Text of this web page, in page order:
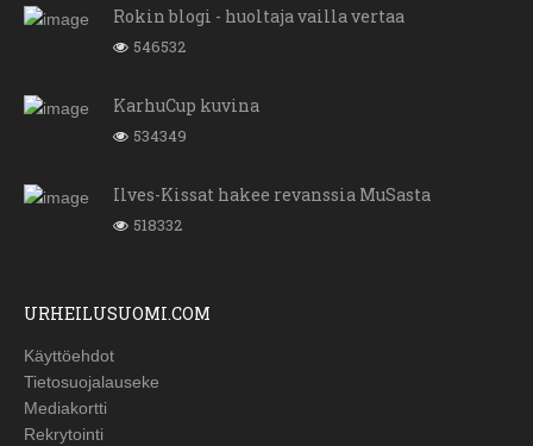
Rokin blogi - huoltaja vailla vertaa
546532
KarhuCup kuvina
534349
Ilves-Kissat hakee revanssia MuSasta
518332
URHEILUSUOMI.COM
Käyttöehdot
Tietosuojalauseke
Mediakortti
Rekrytointi